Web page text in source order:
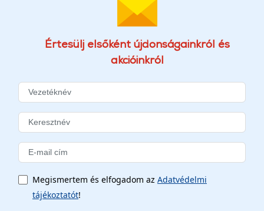
Értesülj elsőként újdonságainkról és
akcióinkról
Megismertem és elfogadom az Adatvédelmi
tájékoztatót!